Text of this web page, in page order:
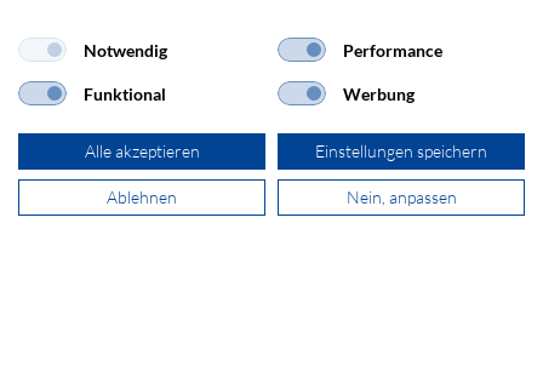
Newsletter abonnieren
Notwendig Performance
Funktional Werbung
Alle akzeptieren Einstellungen speichern
Ablehnen Nein, anpassen